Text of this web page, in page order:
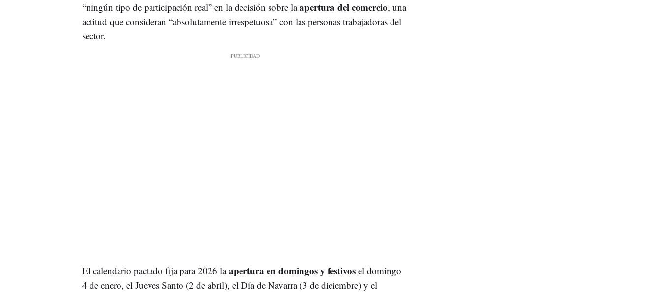
“ningún tipo de participación real” en la decisión sobre laapertura del comercio, una
actitud que consideran “absolutamente irrespetuosa” con las personas trabajadoras del
sector.
El calendario pactado fija para 2026 laapertura en domingos y festivosel domingo
4 de enero, el Jueves Santo (2 de abril), el Día de Navarra (3 de diciembre) y el